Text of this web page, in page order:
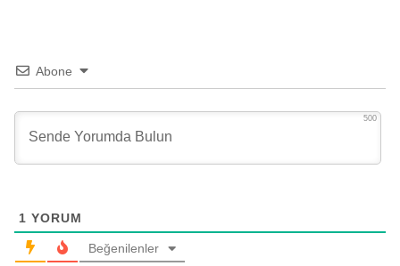
Abone
500
1 YORUM
Beğenilenler